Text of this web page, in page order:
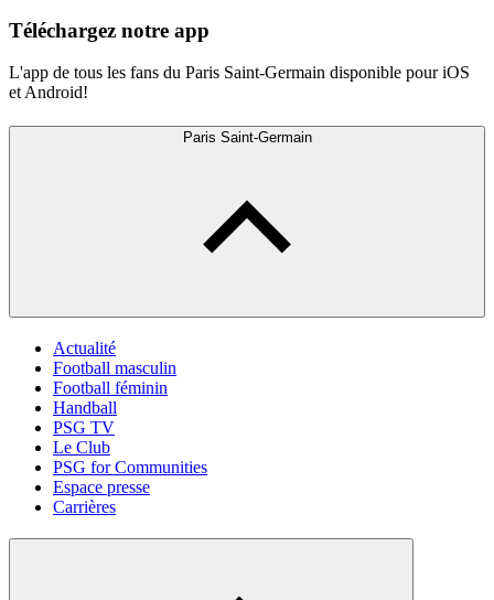
Téléchargez notre app
L'app de tous les fans du Paris Saint-Germain disponible pour iOS
et Android!
Paris Saint-Germain
Actualité
Football masculin
Football féminin
Handball
PSG TV
Le Club
PSG for Communities
Espace presse
Carrières